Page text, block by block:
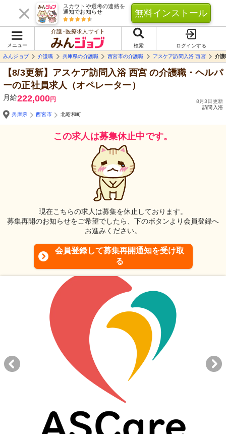
スカウトや選考の連絡を
通知でお知らせ
無料インストール
メニュー
介護･医療求人サイト
検索
ログインする
みんジョブ
介護職 兵庫県の介護職 西宮市の介護職 アスケア訪問入浴 西宮 介
【8/3更新】アスケア訪問入浴 西宮 の介護職・ヘルパ
ーの正社員求人（オペレーター）
月給222,000円
8月3日更新
訪問入浴
兵庫県
西宮市 北昭和町
この求人は募集休止中です。
現在こちらの求人は募集を休止しております。
募集再開のお知らせをご希望でしたら、下のボタンより会員登録へ
お進みください。
会員登録して募集再開通知を受け取
る